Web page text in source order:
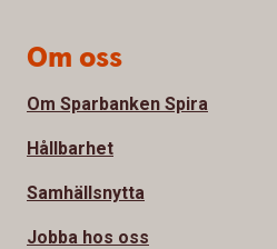
Om oss
Om Sparbanken Spira
Hållbarhet
Samhällsnytta
Jobba hos oss